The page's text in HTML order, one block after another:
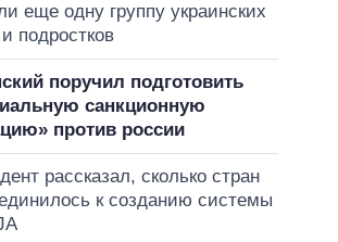
еще одну группу украинских
подростков
поручил подготовить
санкционную
против россии
рассказал, сколько стран
к созданию системы